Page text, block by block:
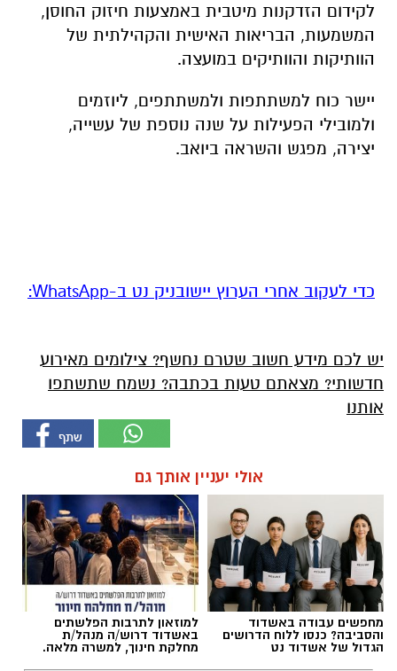
לקידום הזדקנות מיטבית באמצעות חיזוק החוסן,
המשמעות, הבריאות האישית והקהילתית של
הוותיקות והוותיקים במועצה.
יישר כוח למשתתפות ולמשתתפים, ליוזמים
ולמובילי הפעילות על שנה נוספת של עשייה,
יצירה, מפגש והשראה ביואב.
‏כדי לעקוב אחרי הערוץ יישובניק נט ב-WhatsApp:‏‏‏
יש לכם מידע חשוב שטרם נחשף? צילומים מאירוע
חדשותי? מצאתם טעות בכתבה? נשמח שתשתפו
אותנו
אולי יעניין אותך גם
מחפשים עבודה באשדוד
והסביבה? כנסו ללוח הדרושים
הגדול של אשדוד נט
למוזאון לתרבות הפלשתים
באשדוד דרוש/ה מנהל/ת
מחלקת חינוך, למשרה מלאה.